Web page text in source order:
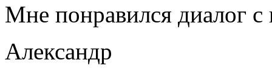
Мне понравился диалог с
Александр